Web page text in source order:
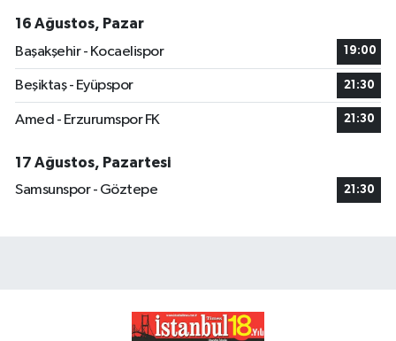
16 Ağustos, Pazar
Başakşehir - Kocaelispor
19:00
Beşiktaş - Eyüpspor 21:30
Amed - Erzurumspor FK 21:30
17 Ağustos, Pazartesi
Samsunspor - Göztepe
21:30